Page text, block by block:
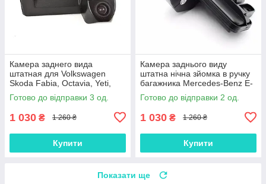
Камера заднего вида
штатная для Volkswagen
Skoda Fabia, Octavia, Yeti,
Roomster, Audi A1, A2
Готово до відправки 3 од.
1 030 ₴ 1 260 ₴
Купити
Камера заднього виду
штатна нічна зйомка в ручку
багажника Mercedes-Benz E-
Class W212
Готово до відправки 2 од.
1 030 ₴ 1 260 ₴
Купити
Показати ще